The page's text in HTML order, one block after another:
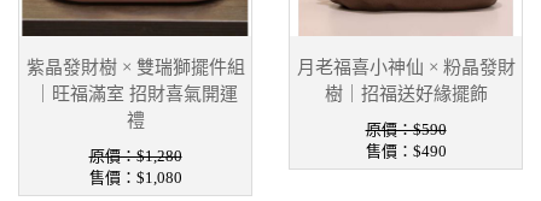
紫晶發財樹 × 雙瑞獅擺件組
｜旺福滿室 招財喜氣開運
禮
原價：$1,280
售價： $1,080
月老福喜小神仙 × 粉晶發財
樹｜招福送好緣擺飾
原價：$590
售價： $490